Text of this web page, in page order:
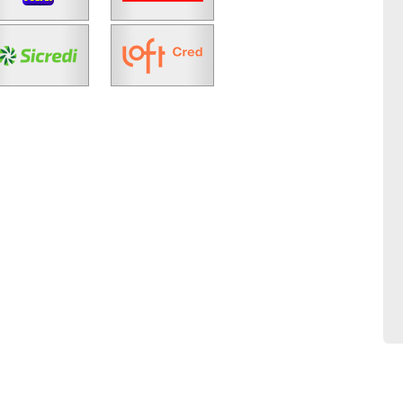
Fazer Agendamento